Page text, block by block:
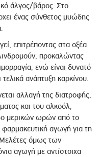
άλγος/βάρος. Στο
ένας σύνθετος μυώδης
επιτρέποντας στα οξέα
προκαλώντας
ενώ είναι δυνατό
ανάπτυξη καρκίνου.
αλλαγή της διατροφής,
και του αλκοόλ,
μερικών ωρών από το
αγωγή για τη
όμως των
αγωγή με αντίστοιχα